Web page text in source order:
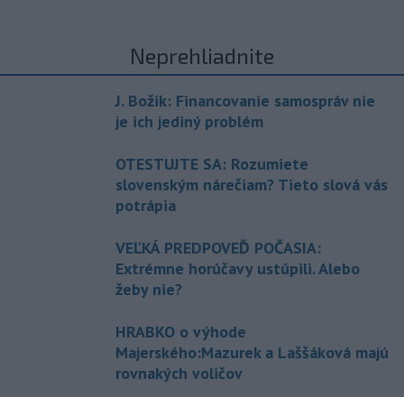
Neprehliadnite
J. Božik: Financovanie samospráv nie
je ich jediný problém
OTESTUJTE SA: Rozumiete
slovenským nárečiam? Tieto slová vás
potrápia
VEĽKÁ PREDPOVEĎ POČASIA:
Extrémne horúčavy ustúpili. Alebo
žeby nie?
HRABKO o výhode
Majerského:Mazurek a Laššáková majú
rovnakých voličov